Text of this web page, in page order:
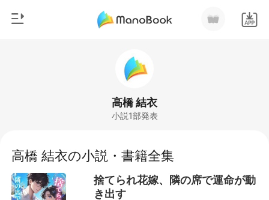
恋愛
御曹司
高橋 結衣
小説1部発表
高橋 結衣の小説・書籍全集
捨てられ花嫁、隣の席で運命が動
き出す